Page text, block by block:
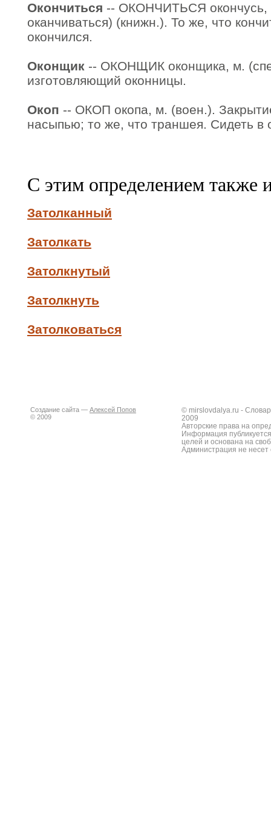
Окончиться -- ОКОНЧИТЬСЯ окончусь,
оканчиваться) (книжн.). То же, что
окончился.
Оконщик -- ОКОНЩИК оконщика, м.
изготовляющий оконницы.
Окоп -- ОКОП окопа, м. (воен.).
насыпью; то же, что траншея. Сидеть в
С этим определением также
Затолканный
Затолкать
Затолкнутый
Затолкнуть
Затолковаться
Создание сайта — Алексей Попов
© 2009
© mirslovdalya.ru -
2009
Авторские права на
Информация
целей и основана на
Администрация не несет